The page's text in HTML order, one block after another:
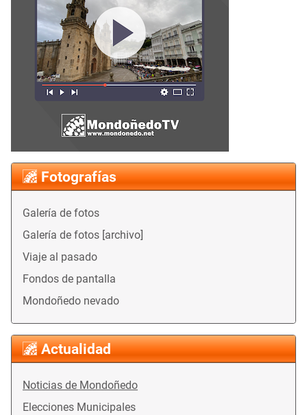
Fotografías
Galería de fotos
Galería de fotos [archivo]
Viaje al pasado
Fondos de pantalla
Mondoñedo nevado
Actualidad
Noticias de Mondoñedo
Elecciones Municipales